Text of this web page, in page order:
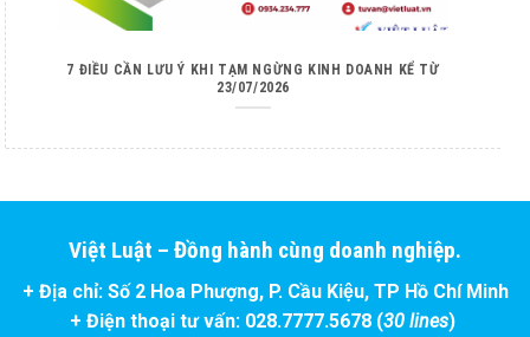
7 ĐIỀU CẦN LƯU Ý KHI TẠM NGỪNG KINH DOANH KỂ TỪ
23/07/2026
Việt Luật – Đồng hành cùng doanh nghiệp.
+ Địa chỉ: Số 2 Hoa Phượng, P. Cầu Kiệu, TP Hồ Chí Minh
+ Điện thoại tư vấn: 028.7777.5678 (30 lines)